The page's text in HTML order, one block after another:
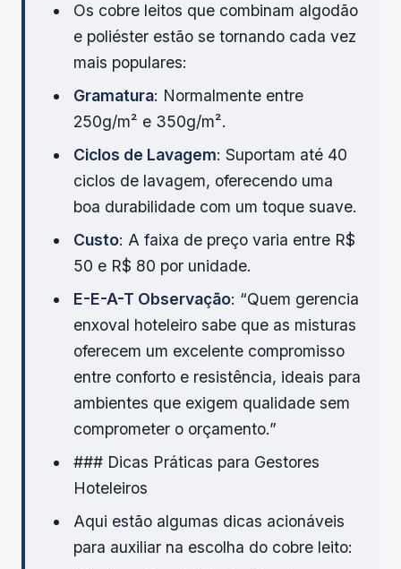
Os cobre leitos que combinam algodão
e poliéster estão se tornando cada vez
mais populares:
Gramatura: Normalmente entre
250g/m² e 350g/m².
Ciclos de Lavagem: Suportam até 40
ciclos de lavagem, oferecendo uma
boa durabilidade com um toque suave.
Custo: A faixa de preço varia entre R$
50 e R$ 80 por unidade.
E-E-A-T Observação: “Quem gerencia
enxoval hoteleiro sabe que as misturas
oferecem um excelente compromisso
entre conforto e resistência, ideais para
ambientes que exigem qualidade sem
comprometer o orçamento.”
### Dicas Práticas para Gestores
Hoteleiros
Aqui estão algumas dicas acionáveis
para auxiliar na escolha do cobre leito: